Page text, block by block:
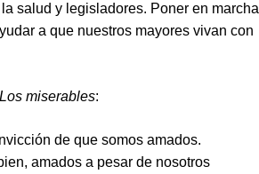
salud y legisladores. Poner en marcha
a que nuestros mayores vivan con
Los miserables:
de que somos amados.
amados a pesar de nosotros